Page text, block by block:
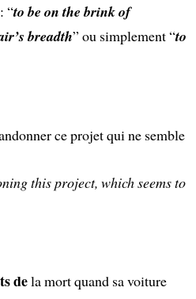
“to be on the brink of
breadth” ou simplement “to
ce projet qui ne semble
this project, which seems to
dela mort quand sa voiture